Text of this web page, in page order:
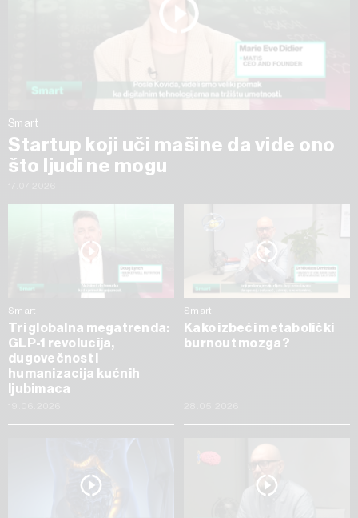
Smart
Startup koji uči mašine da vide ono
što ljudi ne mogu
Smart
Tri globalna megatrenda:
GLP-1 revolucija,
dugovečnost i
humanizacija kućnih
ljubimaca
Smart
Kako izbeći metabolički
burnout mozga?